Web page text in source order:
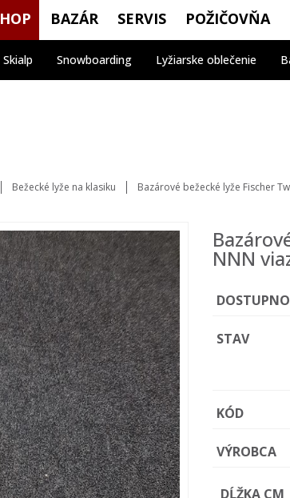
BAZÁR SERVIS POŽIČOVŇA
Skialp Snowboarding Lyžiarske oblečenie
Bežecké lyže na klasiku Bazárové bežecké lyže Fischer
NNN
STAV
KÓD
VÝROBCA
DĹŽKA CM